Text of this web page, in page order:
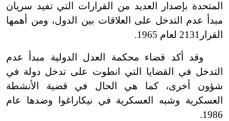
المتحدة بإصدار العديد من القرارات التي تفيد سريان
مبدأ عدم التدخل على العلاقات بين الدول، ومن أهمها
القرار2131 لعام 1965.
وقد أكد قضاء محكمة العدل الدولية مبدأ عدم
التدخل في القضايا التي انطوت على تدخل دولة في
شؤون أخرى، كما هي الحال في قضية الأنشطة
العسكرية وشبه العسكرية في نيكاراغوا وضدها عام
1986.